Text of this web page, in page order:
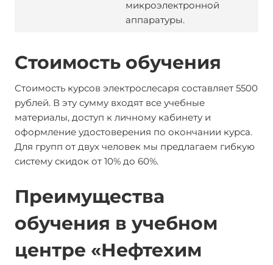
микроэлектронной
аппаратуры.
Стоимость обучения
Стоимость курсов электрослесаря составляет 5500
рублей. В эту сумму входят все учебные
материалы, доступ к личному кабинету и
оформление удостоверения по окончании курса.
Для групп от двух человек мы предлагаем гибкую
систему скидок от 10% до 60%.
Преимущества
обучения в учебном
центре «Нефтехим